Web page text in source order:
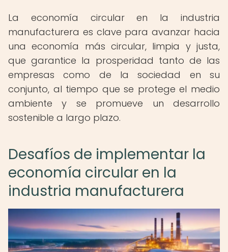
La economía circular en la industria
manufacturera es clave para avanzar hacia
una economía más circular, limpia y justa,
que garantice la prosperidad tanto de las
empresas como de la sociedad en su
conjunto, al tiempo que se protege el medio
ambiente y se promueve un desarrollo
sostenible a largo plazo.
Desafíos de implementar la
economía circular en la
industria manufacturera